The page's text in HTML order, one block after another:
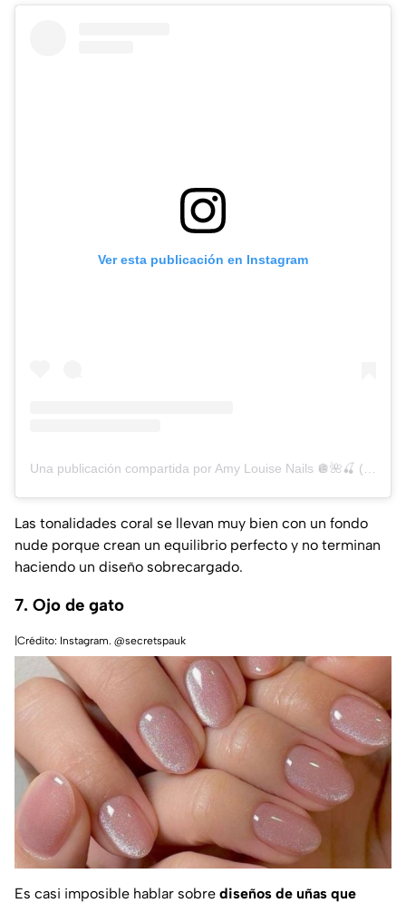
Ver esta publicación en Instagram
Las tonalidades coral se llevan muy bien con un fondo
nude porque crean un equilibrio perfecto y no terminan
haciendo un diseño sobrecargado.
7. Ojo de gato
|Crédito: Instagram. @secretspauk
Es casi imposible hablar sobre diseños de uñas que